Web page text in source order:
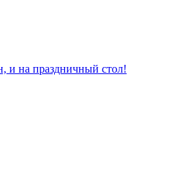
и на праздничный стол!